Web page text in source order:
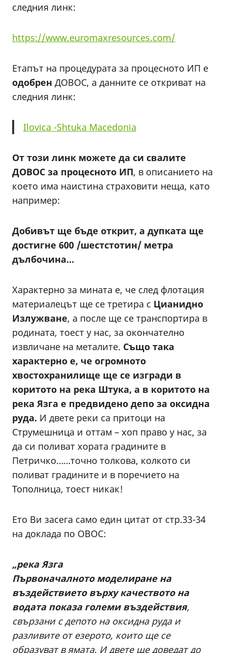
следния линк:
https://www.euromaxresources.com/
Етапът на процедурата за процесното ИП е
одобрен ДОВОС, а данните се откриват на
следния линк:
Ilovica -Shtuka Macedonia
От този линк можете да си свалите
ДОВОС за процесното ИП, в описанието на
което има наистина страховити неща, като
например:
Добивът ще бъде открит, а дупката ще
достигне 600 /шестстотин/ метра
дълбочина…
Характерно за мината е, че след флотация
материалецът ще се третира с Цианидно
Излужване, а после ще се транспортира в
родината, тоест у нас, за окончателно
извличане на металите. Също така
характерно е, че огромното
хвостохранилище ще се изгради в
коритото на река Штука, а в коритото на
река Язга е предвидено депо за оксидна
руда. И двете реки са притоци на
Струмешница и оттам – хоп право у нас, за
да си поливат хората градините в
Петричко……точно толкова, колкото си
поливат градините и в поречието на
Тополница, тоест никак!
Ето Ви засега само един цитат от стр.33-34
на доклада по ОВОС:
„река Язга
Първоначалното моделиране на
въздействието върху качеството на
водата показа големи въздействия,
свързани с депото на оксидна руда и
разливите от езерото, които ще се
образуват в ямата. И двете ще доведат до